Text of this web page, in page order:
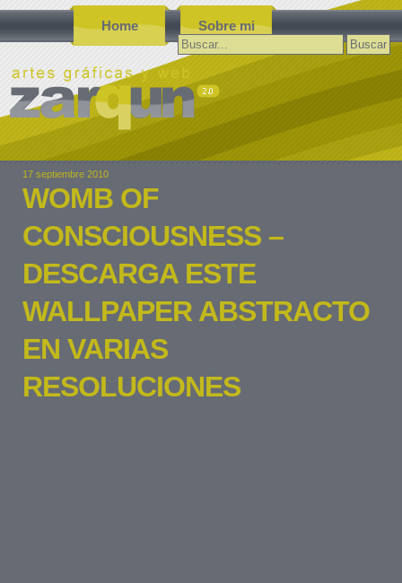
Home Sobre mi
Buscar:
17 septiembre 2010
WOMB OF
CONSCIOUSNESS –
DESCARGA ESTE
WALLPAPER ABSTRACTO
EN VARIAS
RESOLUCIONES